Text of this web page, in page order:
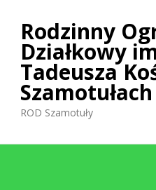
Rodzinny
Działkowy
Tadeusza
Szamotułach
ROD Szamotuły